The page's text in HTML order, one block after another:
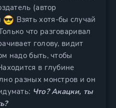
(автор
Взять хотя-бы случай
что разговаривал
голову, видит
надо быть, чтобы
в глубине
разных монстров и он
Что? Акацки, ты